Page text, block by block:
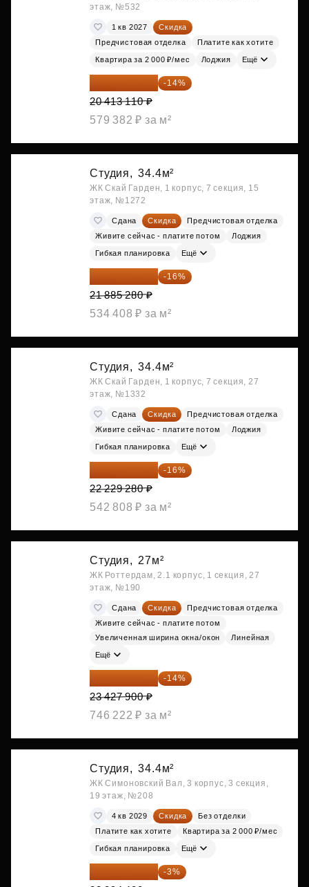
этаж, №532
1 кв 2027
Скидка
Предчистовая отделка
Платите как хотите
Квартира за 2 000 ₽/мес Лоджия Ещё
17 555 275 ₽ -14%
20 413 110 ₽
579 382 ₽ за м²
Студия, 34.4м²
ЖК Скай Гарден, 1 корпус, 7 секция, 15
этаж, №1272
Сдана Скидка
Предчистовая отделка
Живите сейчас - платите потом
Лоджия
Гибкая планировка Ещё
18 383 635 ₽ -16%
21 885 280 ₽
534 408 ₽ за м²
Студия, 34.4м²
ЖК Скай Гарден, 1 корпус, 7 секция, 27
этаж, №1332
Сдана Скидка
Предчистовая отделка
Живите сейчас - платите потом
Лоджия
Гибкая планировка Ещё
18 672 595 ₽ -16%
22 229 280 ₽
542 808 ₽ за м²
Студия, 27м²
ЖК Роттердам, 2.1 корпус, 1 секция, 27
этаж, №190
Сдана Скидка
Предчистовая отделка
Живите сейчас - платите потом
Увеличенная ширина окна/окон
Линейная
Ещё
20 147 994 ₽ -14%
23 427 900 ₽
746 222 ₽ за м²
Студия, 34.4м²
ЖК Симоновский Вал, 3 корпус, 3 секция,
19 этаж, №208
4 кв 2029 Скидка
Без отделки
Платите как хотите
Квартира за 2 000 ₽/мес
Гибкая планировка Ещё
21 722 568 ₽ -3%